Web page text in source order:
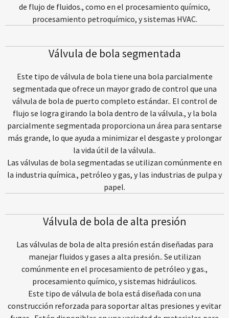
de flujo de fluidos., como en el procesamiento químico,
procesamiento petroquímico, y sistemas HVAC.
Válvula de bola segmentada
Este tipo de válvula de bola tiene una bola parcialmente
segmentada que ofrece un mayor grado de control que una
válvula de bola de puerto completo estándar.. El control de
flujo se logra girando la bola dentro de la válvula., y la bola
parcialmente segmentada proporciona un área para sentarse
más grande, lo que ayuda a minimizar el desgaste y prolongar
la vida útil de la válvula..
Las válvulas de bola segmentadas se utilizan comúnmente en
la industria química., petróleo y gas, y las industrias de pulpa y
papel.
Válvula de bola de alta presión
Las válvulas de bola de alta presión están diseñadas para
manejar fluidos y gases a alta presión.. Se utilizan
comúnmente en el procesamiento de petróleo y gas.,
procesamiento químico, y sistemas hidráulicos.
Este tipo de válvula de bola está diseñada con una
construcción reforzada para soportar altas presiones y evitar